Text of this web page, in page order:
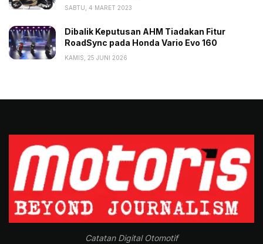
SABTU, 4 MARET 2023
Dibalik Keputusan AHM Tiadakan Fitur
RoadSync pada Honda Vario Evo 160
KAMIS, 25 JUNI 2026
Catatan Digital Otomotif